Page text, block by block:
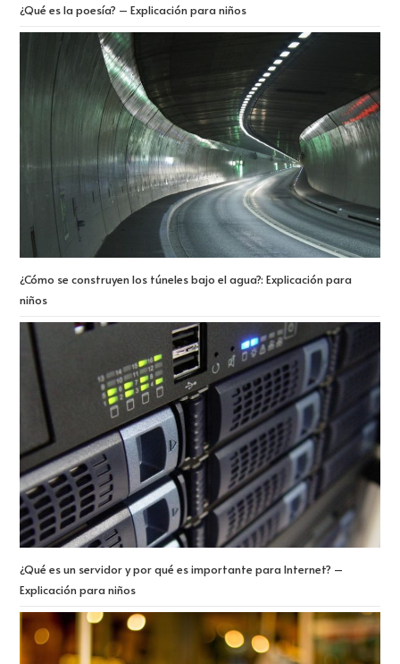
¿Qué es la poesía? – Explicación para niños
¿Cómo se construyen los túneles bajo el agua?: Explicación para
niños
¿Qué es un servidor y por qué es importante para Internet? –
Explicación para niños